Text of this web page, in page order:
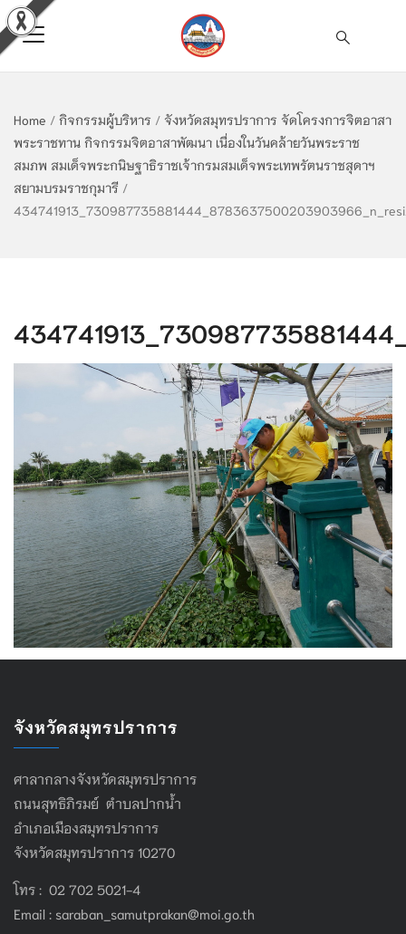
Home / กิจกรรมผู้บริหาร / จังหวัดสมุทรปราการ จัดโครงการจิตอาสา
พระราชทาน กิจกรรมจิตอาสาพัฒนา เนื่องในวันคล้ายวันพระราช
สมภพ สมเด็จพระกนิษฐาธิราชเจ้ากรมสมเด็จพระเทพรัตนราชสุดาฯ
สยามบรมราชกุมารี /
จังหวัดสมุทรปราการ
ศาลากลางจังหวัดสมุทรปราการ
ถนนสุทธิภิรมย์ ตำบลปากน้ำ
อำเภอเมืองสมุทรปราการ
จังหวัดสมุทรปราการ 10270
โทร : 02 702 5021-4
Email : saraban_samutprakan@moi.go.th